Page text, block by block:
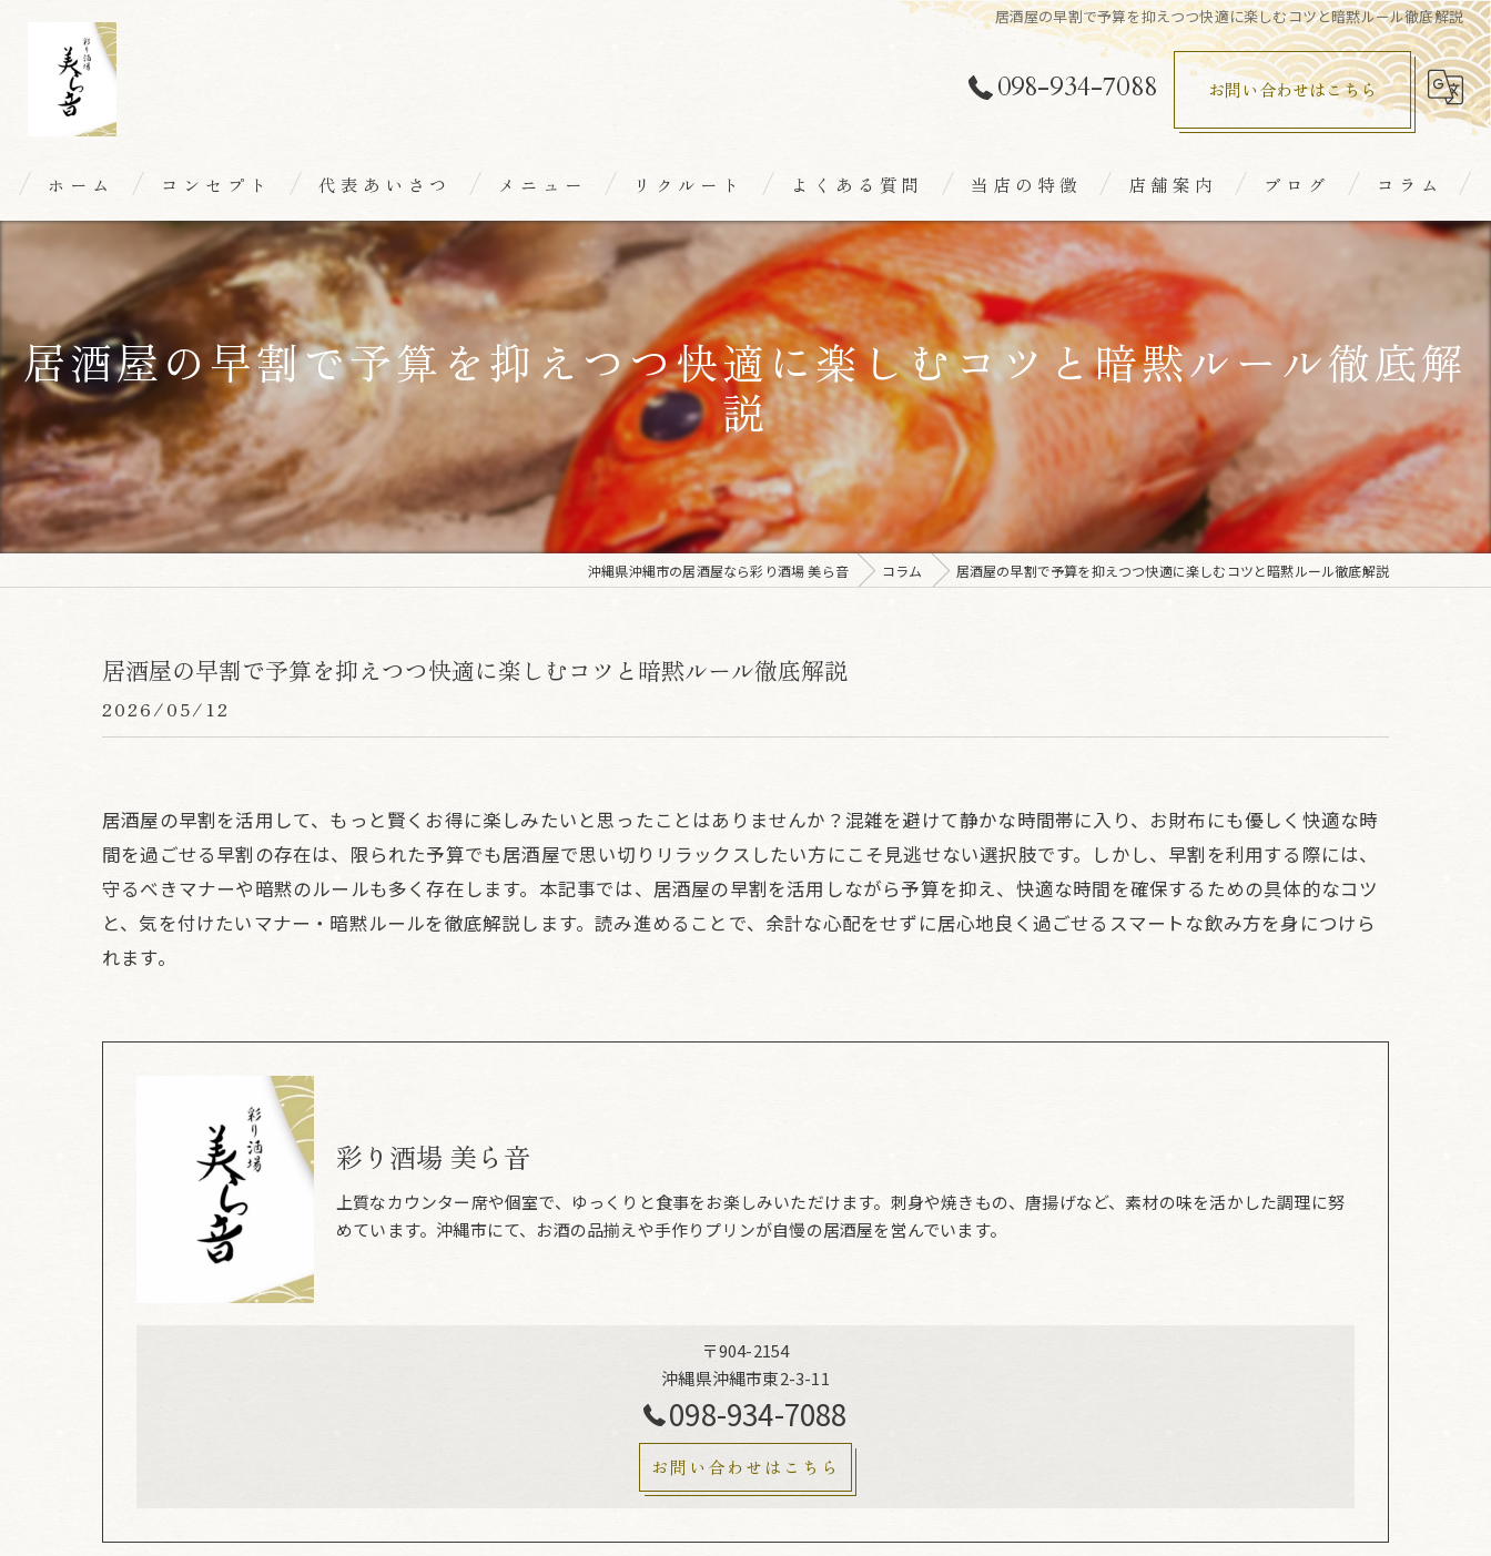
居酒屋の早割で予算を抑えつつ快適に楽しむコツと暗黙ルール徹底解説
098-934-7088 お問い合わせはこちら
ホーム コンセプト 代表あいさつ メニュー リクルート よくある質問 当店の特徴
個室
海鮮
和食
日本酒
隠れ家
店舗案内 ブログ コラム
居酒屋の早割で予算を抑えつつ快適に楽しむコツと暗黙ルール徹底解
説
沖縄県沖縄市の居酒屋なら彩り酒場 美ら音 コラム 居酒屋の早割で予算を抑えつつ快適に楽しむコツと暗黙ルール徹底解説
居酒屋の早割で予算を抑えつつ快適に楽しむコツと暗黙ルール徹底解説
2026/05/12
居酒屋の早割を活用して、もっと賢くお得に楽しみたいと思ったことはありませんか？混雑を避けて静かな時間帯に入り、お財布にも優しく快適な時
間を過ごせる早割の存在は、限られた予算でも居酒屋で思い切りリラックスしたい方にこそ見逃せない選択肢です。しかし、早割を利用する際には、
守るべきマナーや暗黙のルールも多く存在します。本記事では、居酒屋の早割を活用しながら予算を抑え、快適な時間を確保するための具体的なコツ
と、気を付けたいマナー・暗黙ルールを徹底解説します。読み進めることで、余計な心配をせずに居心地良く過ごせるスマートな飲み方を身につけら
れます。
彩り酒場 美ら音
上質なカウンター席や個室で、ゆっくりと食事をお楽しみいただけます。刺身や焼きもの、唐揚げなど、素材の味を活かした調理に努
めています。沖縄市にて、お酒の品揃えや手作りプリンが自慢の居酒屋を営んでいます。
〒904-2154
沖縄県沖縄市東2-3-11
098-934-7088
お問い合わせはこちら